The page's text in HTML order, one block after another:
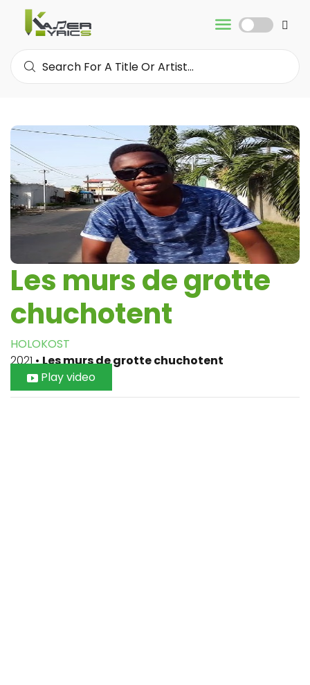
Les murs de grotte
chuchotent
HOLOKOST
2021•Les murs de grotte chuchotent
Play video